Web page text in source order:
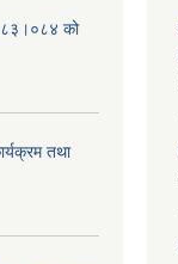
को
तथा